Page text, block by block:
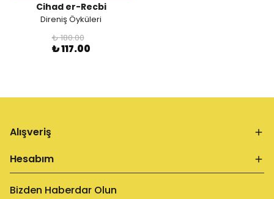
Cihad er-Recbi
Direniş Öyküleri
₺ 180.00
₺ 117.00
Alışveriş
Hesabım
Bizden Haberdar Olun